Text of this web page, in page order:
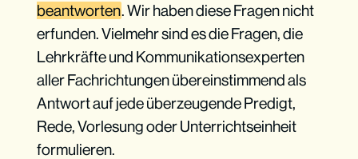
beantworten. Wir haben diese Fragen nicht
erfunden. Vielmehr sind es die Fragen, die
Lehrkräfte und Kommunikationsexperten
aller Fachrichtungen übereinstimmend als
Antwort auf jede überzeugende Predigt,
Rede, Vorlesung oder Unterrichtseinheit
formulieren.